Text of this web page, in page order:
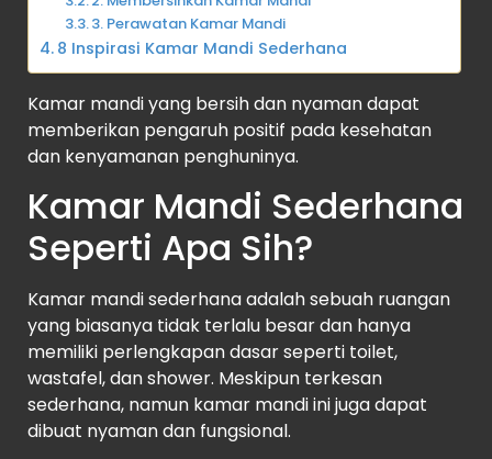
3. Perawatan Kamar Mandi
8 Inspirasi Kamar Mandi Sederhana
Kamar mandi yang bersih dan nyaman dapat
memberikan pengaruh positif pada kesehatan
dan kenyamanan penghuninya.
Kamar Mandi Sederhana
Seperti Apa Sih?
Kamar mandi sederhana adalah sebuah ruangan
yang biasanya tidak terlalu besar dan hanya
memiliki perlengkapan dasar seperti toilet,
wastafel, dan shower. Meskipun terkesan
sederhana, namun kamar mandi ini juga dapat
dibuat nyaman dan fungsional.